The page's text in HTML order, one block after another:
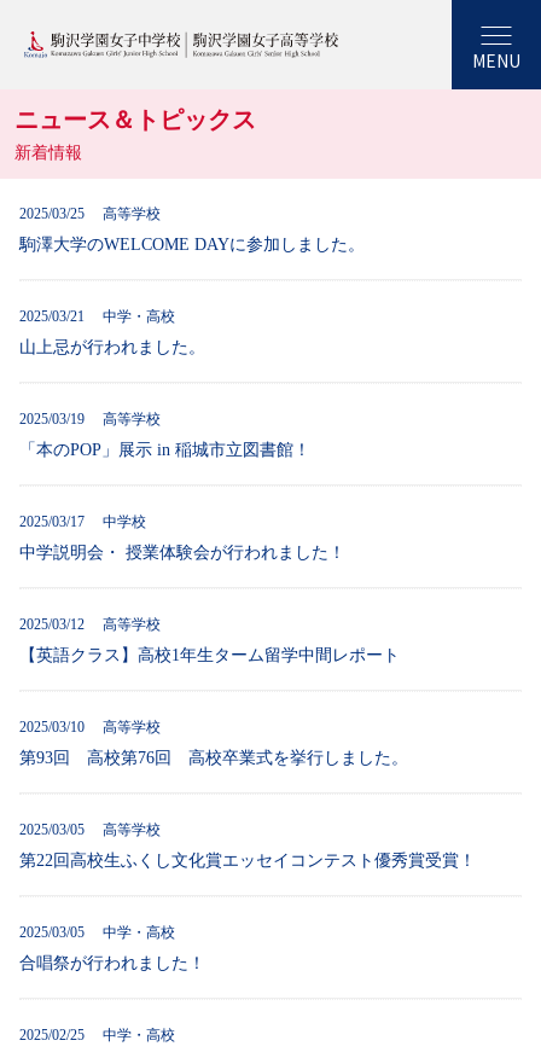
MENU
ニュース＆トピックス
新着情報
2025/03/25 高等学校
駒澤大学のWELCOME DAYに参加しました。
2025/03/21 中学・高校
山上忌が行われました。
2025/03/19 高等学校
「本のPOP」展示 in 稲城市立図書館！
2025/03/17 中学校
中学説明会・ 授業体験会が行われました！
2025/03/12 高等学校
【英語クラス】高校1年生ターム留学中間レポート
2025/03/10 高等学校
第93回 高校第76回 高校卒業式を挙行しました。
2025/03/05 高等学校
第22回高校生ふくし文化賞エッセイコンテスト優秀賞受賞！
2025/03/05 中学・高校
合唱祭が行われました！
2025/02/25 中学・高校